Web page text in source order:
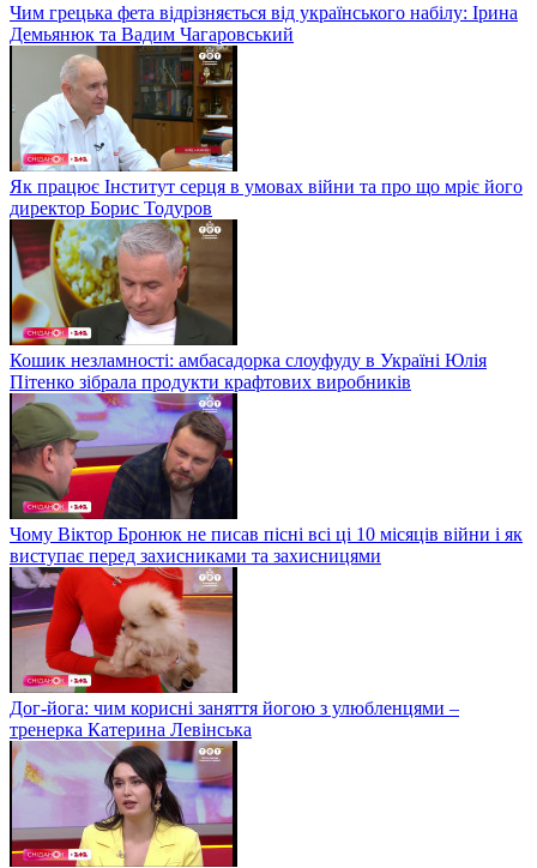
Чим грецька фета відрізняється від українського набілу: Ірина
Демьянюк та Вадим Чагаровський
Як працює Інститут серця в умовах війни та про що мріє його
директор Борис Тодуров
Кошик незламності: амбасадорка слоуфуду в Україні Юлія
Пітенко зібрала продукти крафтових виробників
Чому Віктор Бронюк не писав пісні всі ці 10 місяців війни і як
виступає перед захисниками та захисницями
Дог-йога: чим корисні заняття йогою з улюбленцями –
тренерка Катерина Левінська